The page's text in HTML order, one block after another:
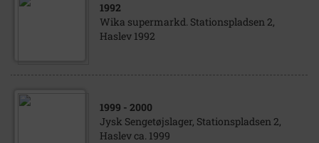
1992
Wika supermarkd. Stationspladsen 2,
Haslev 1992
1999 - 2000
Jysk Sengetøjslager, Stationspladsen 2,
Haslev ca. 1999